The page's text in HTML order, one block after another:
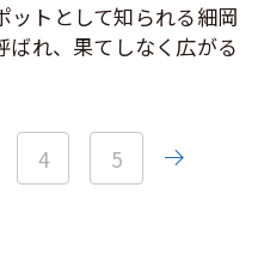
トとして知られる細岡
れ、果てしなく広がる
4 5